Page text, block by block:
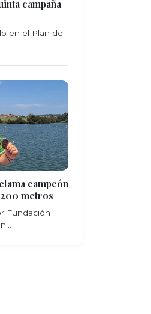
campaña
en el Plan de
campeón
200 metros
Fundación